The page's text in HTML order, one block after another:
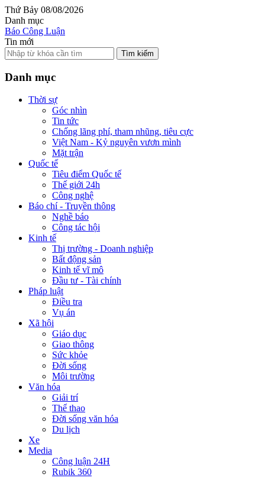
Thứ Bảy 08/08/2026
Danh mục
Báo Công Luận
Tin mới
Tìm kiếm
Danh mục
Thời sự
Góc nhìn
Tin tức
Chống lãng phí, tham nhũng, tiêu cực
Việt Nam - Kỷ nguyên vươn mình
Mặt trận
Quốc tế
Tiêu điểm Quốc tế
Thế giới 24h
Công nghệ
Báo chí - Truyền thông
Nghề báo
Công tác hội
Kinh tế
Thị trường - Doanh nghiệp
Bất động sản
Kinh tế vĩ mô
Đầu tư - Tài chính
Pháp luật
Điều tra
Vụ án
Xã hội
Giáo dục
Giao thông
Sức khỏe
Đời sống
Môi trường
Văn hóa
Giải trí
Thể thao
Đời sống văn hóa
Du lịch
Xe
Media
Công luận 24H
Rubik 360